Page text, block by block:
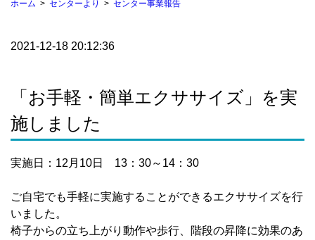
ホーム センターより センター事業報告
2021-12-18 20:12:36
「お手軽・簡単エクササイズ」を実
施しました
実施日：12月10日 13：30～14：30
ご自宅でも手軽に実施することができるエクササイズを行
いました。
椅子からの立ち上がり動作や歩行、階段の昇降に効果のあ